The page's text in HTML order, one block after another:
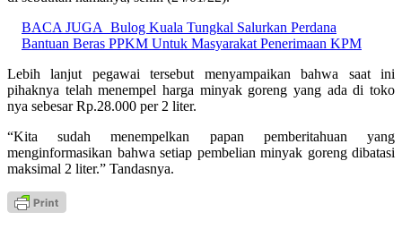
BACA JUGA Bulog Kuala Tungkal Salurkan Perdana
Bantuan Beras PPKM Untuk Masyarakat Penerimaan KPM
Lebih lanjut pegawai tersebut menyampaikan bahwa saat ini
pihaknya telah menempel harga minyak goreng yang ada di toko
nya sebesar Rp.28.000 per 2 liter.
“Kita sudah menempelkan papan pemberitahuan yang
menginformasikan bahwa setiap pembelian minyak goreng dibatasi
maksimal 2 liter.” Tandasnya.